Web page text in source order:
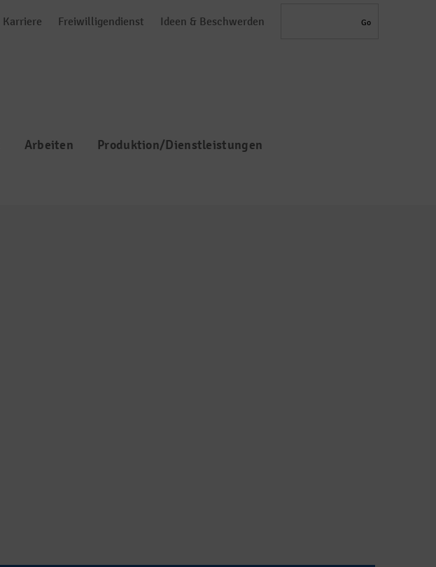
Karriere Freiwilligendienst Ideen & Beschwerden
Arbeiten Produktion/Dienstleistungen